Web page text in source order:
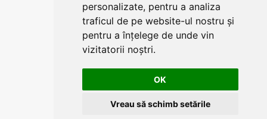
personalizate, pentru a analiza
traficul de pe website-ul nostru și
pentru a înțelege de unde vin
vizitatorii noștri.
OK
Vreau să schimb setările
Program:Luni duminica - Non stop
Plata card